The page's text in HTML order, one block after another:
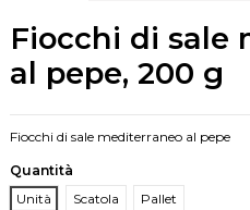
Fiocchi di sale
al pepe, 200 g
Fiocchi di sale mediterraneo al pepe
Quantità
Unità
Scatola Pallet